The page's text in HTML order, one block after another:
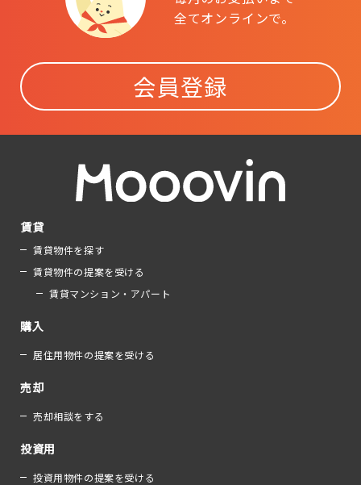
全てオンラインで。
会員登録
賃貸
賃貸物件を探す
賃貸物件の提案を受ける
賃貸マンション・アパート
購入
居住用物件の提案を受ける
売却
売却相談をする
投資用
投資用物件の提案を受ける